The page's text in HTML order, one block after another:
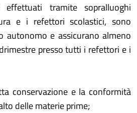
tramite sopralluoghi
e i refettori scolastici, sono
autonomo e assicurano almeno
presso tutti i refettori e i
conservazione e la conformità
delle materie prime;